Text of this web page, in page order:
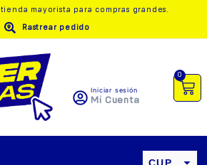
tienda mayorista para compras grandes.
Rastrear pedido
Iniciar sesión
Mi Cuenta
0
CUP